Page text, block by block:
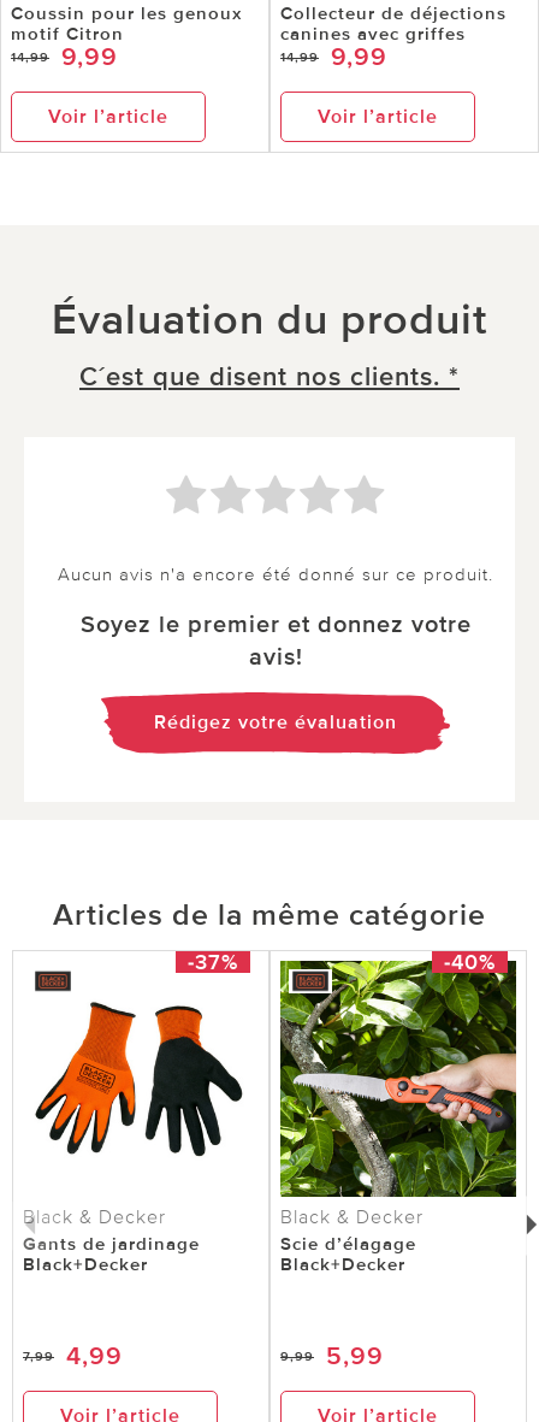
Coussin pour les genoux
motif Citron
14,99 9,99
Voir l’article
Collecteur de déjections
canines avec griffes
14,99 9,99
Voir l’article
Évaluation du produit
C´est que disent nos clients. *
Aucun avis n'a encore été donné sur ce produit.
Soyez le premier et donnez votre
avis!
Rédigez votre évaluation
Articles de la même catégorie
-37%
Black & Decker
Gants de jardinage
Black+Decker
7,99 4,99
Voir l’article
-40%
Black & Decker
Scie d’élagage
Black+Decker
9,99 5,99
Voir l’article